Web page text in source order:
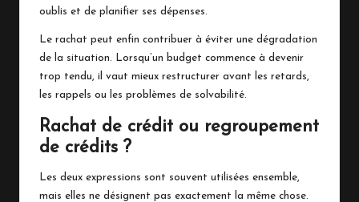
oublis et de planifier ses dépenses.
Le rachat peut enfin contribuer à éviter une dégradation
de la situation. Lorsqu’un budget commence à devenir
trop tendu, il vaut mieux restructurer avant les retards,
les rappels ou les problèmes de solvabilité.
Rachat de crédit ou regroupement
de crédits ?
Les deux expressions sont souvent utilisées ensemble,
mais elles ne désignent pas exactement la même chose.